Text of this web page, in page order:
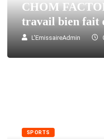
CHOM
travail bien fait
L'EmissaireAdmin
SPORTS